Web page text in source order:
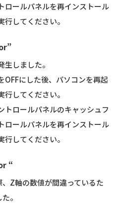
ロールパネルを再インストール
してください。
しました。
にした後、パソコンを再起
してください。
ロールパネルのキャッシュフ
ロールパネルを再インストール
してください。
“
Z軸の数値が間違っているた
。